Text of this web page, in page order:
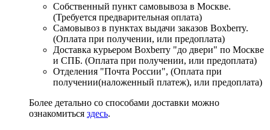
Собственный пункт самовывоза в Москве.
(Требуется предварительная оплата)
Самовывоз в пунктах выдачи заказов Boxberry.
(Оплата при получении, или предоплата)
Доставка курьером Boxberry "до двери" по Москве
и СПБ. (Оплата при получении, или предоплата)
Отделения "Почта России", (Оплата при
получении(наложенный платеж), или предоплата)
Более детально со способами доставки можно
ознакомиться здесь.